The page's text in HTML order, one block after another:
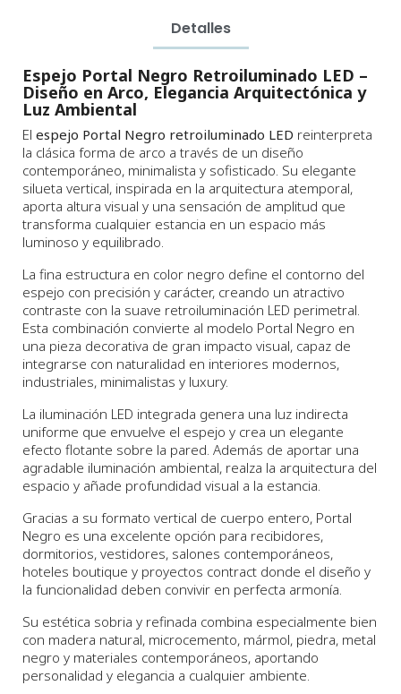
Detalles
Espejo Portal Negro Retroiluminado LED –
Diseño en Arco, Elegancia Arquitectónica y
Luz Ambiental
El espejo Portal Negro retroiluminado LED reinterpreta
la clásica forma de arco a través de un diseño
contemporáneo, minimalista y sofisticado. Su elegante
silueta vertical, inspirada en la arquitectura atemporal,
aporta altura visual y una sensación de amplitud que
transforma cualquier estancia en un espacio más
luminoso y equilibrado.
La fina estructura en color negro define el contorno del
espejo con precisión y carácter, creando un atractivo
contraste con la suave retroiluminación LED perimetral.
Esta combinación convierte al modelo Portal Negro en
una pieza decorativa de gran impacto visual, capaz de
integrarse con naturalidad en interiores modernos,
industriales, minimalistas y luxury.
La iluminación LED integrada genera una luz indirecta
uniforme que envuelve el espejo y crea un elegante
efecto flotante sobre la pared. Además de aportar una
agradable iluminación ambiental, realza la arquitectura del
espacio y añade profundidad visual a la estancia.
Gracias a su formato vertical de cuerpo entero, Portal
Negro es una excelente opción para recibidores,
dormitorios, vestidores, salones contemporáneos,
hoteles boutique y proyectos contract donde el diseño y
la funcionalidad deben convivir en perfecta armonía.
Su estética sobria y refinada combina especialmente bien
con madera natural, microcemento, mármol, piedra, metal
negro y materiales contemporáneos, aportando
personalidad y elegancia a cualquier ambiente.